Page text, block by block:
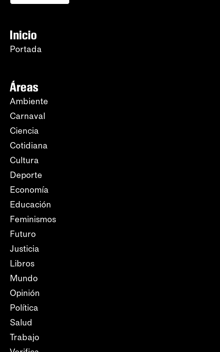
Inicio
Portada
Áreas
Ambiente
Carnaval
Ciencia
Cotidiana
Cultura
Deporte
Economía
Educación
Feminismos
Futuro
Justicia
Libros
Mundo
Opinión
Política
Salud
Trabajo